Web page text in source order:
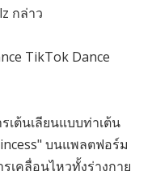
กล่าว
TikTok Dance
ต้นเลียนแบบท่าเต้น
บนแพลตฟอร์ม
เคลื่อนไหวทั้งร่างกาย